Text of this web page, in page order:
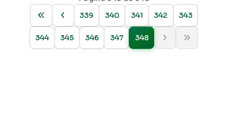
339
340 341 342 343
344 345 346 347 348